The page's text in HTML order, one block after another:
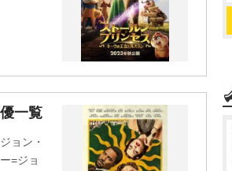
一覧
ョン・
=ジョ